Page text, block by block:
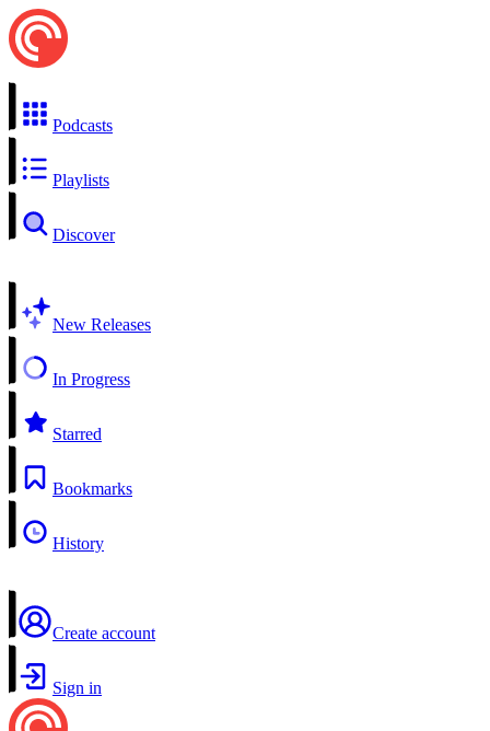
Podcasts
Playlists
Discover
New Releases
In Progress
Starred
Bookmarks
History
Create account
Sign in